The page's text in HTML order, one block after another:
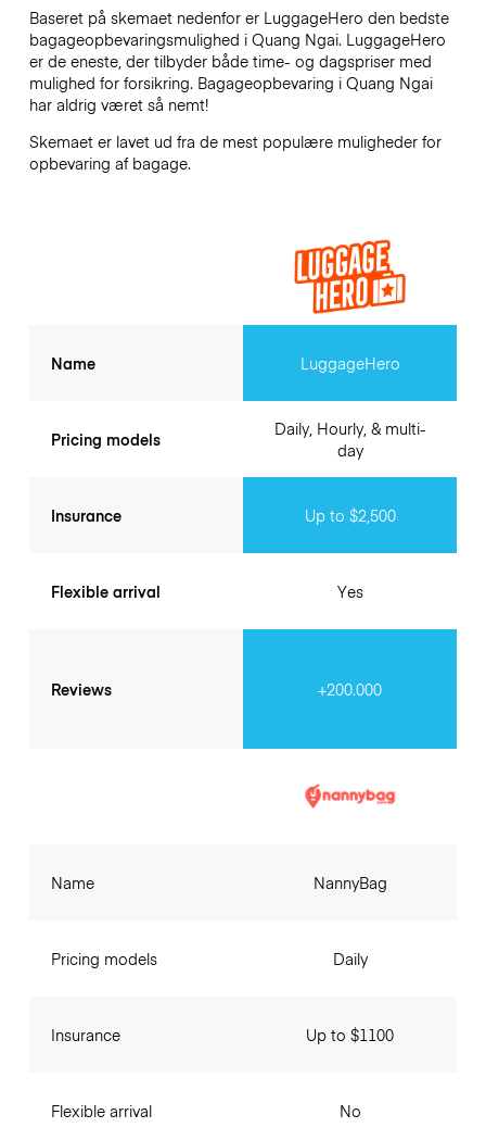
Baseret på skemaet nedenfor er LuggageHero den bedste
bagageopbevaringsmulighed i Quang Ngai. LuggageHero
er de eneste, der tilbyder både time- og dagspriser med
mulighed for forsikring. Bagageopbevaring i Quang Ngai
har aldrig været så nemt!
Skemaet er lavet ud fra de mest populære muligheder for
opbevaring af bagage.
Name
Pricing models
Insurance
Flexible arrival
Reviews
LuggageHero
Daily, Hourly, & multi-
day
Up to $2,500
Yes
+200.000
Name
Pricing models
Insurance
Flexible arrival
NannyBag
Daily
Up to $1100
No